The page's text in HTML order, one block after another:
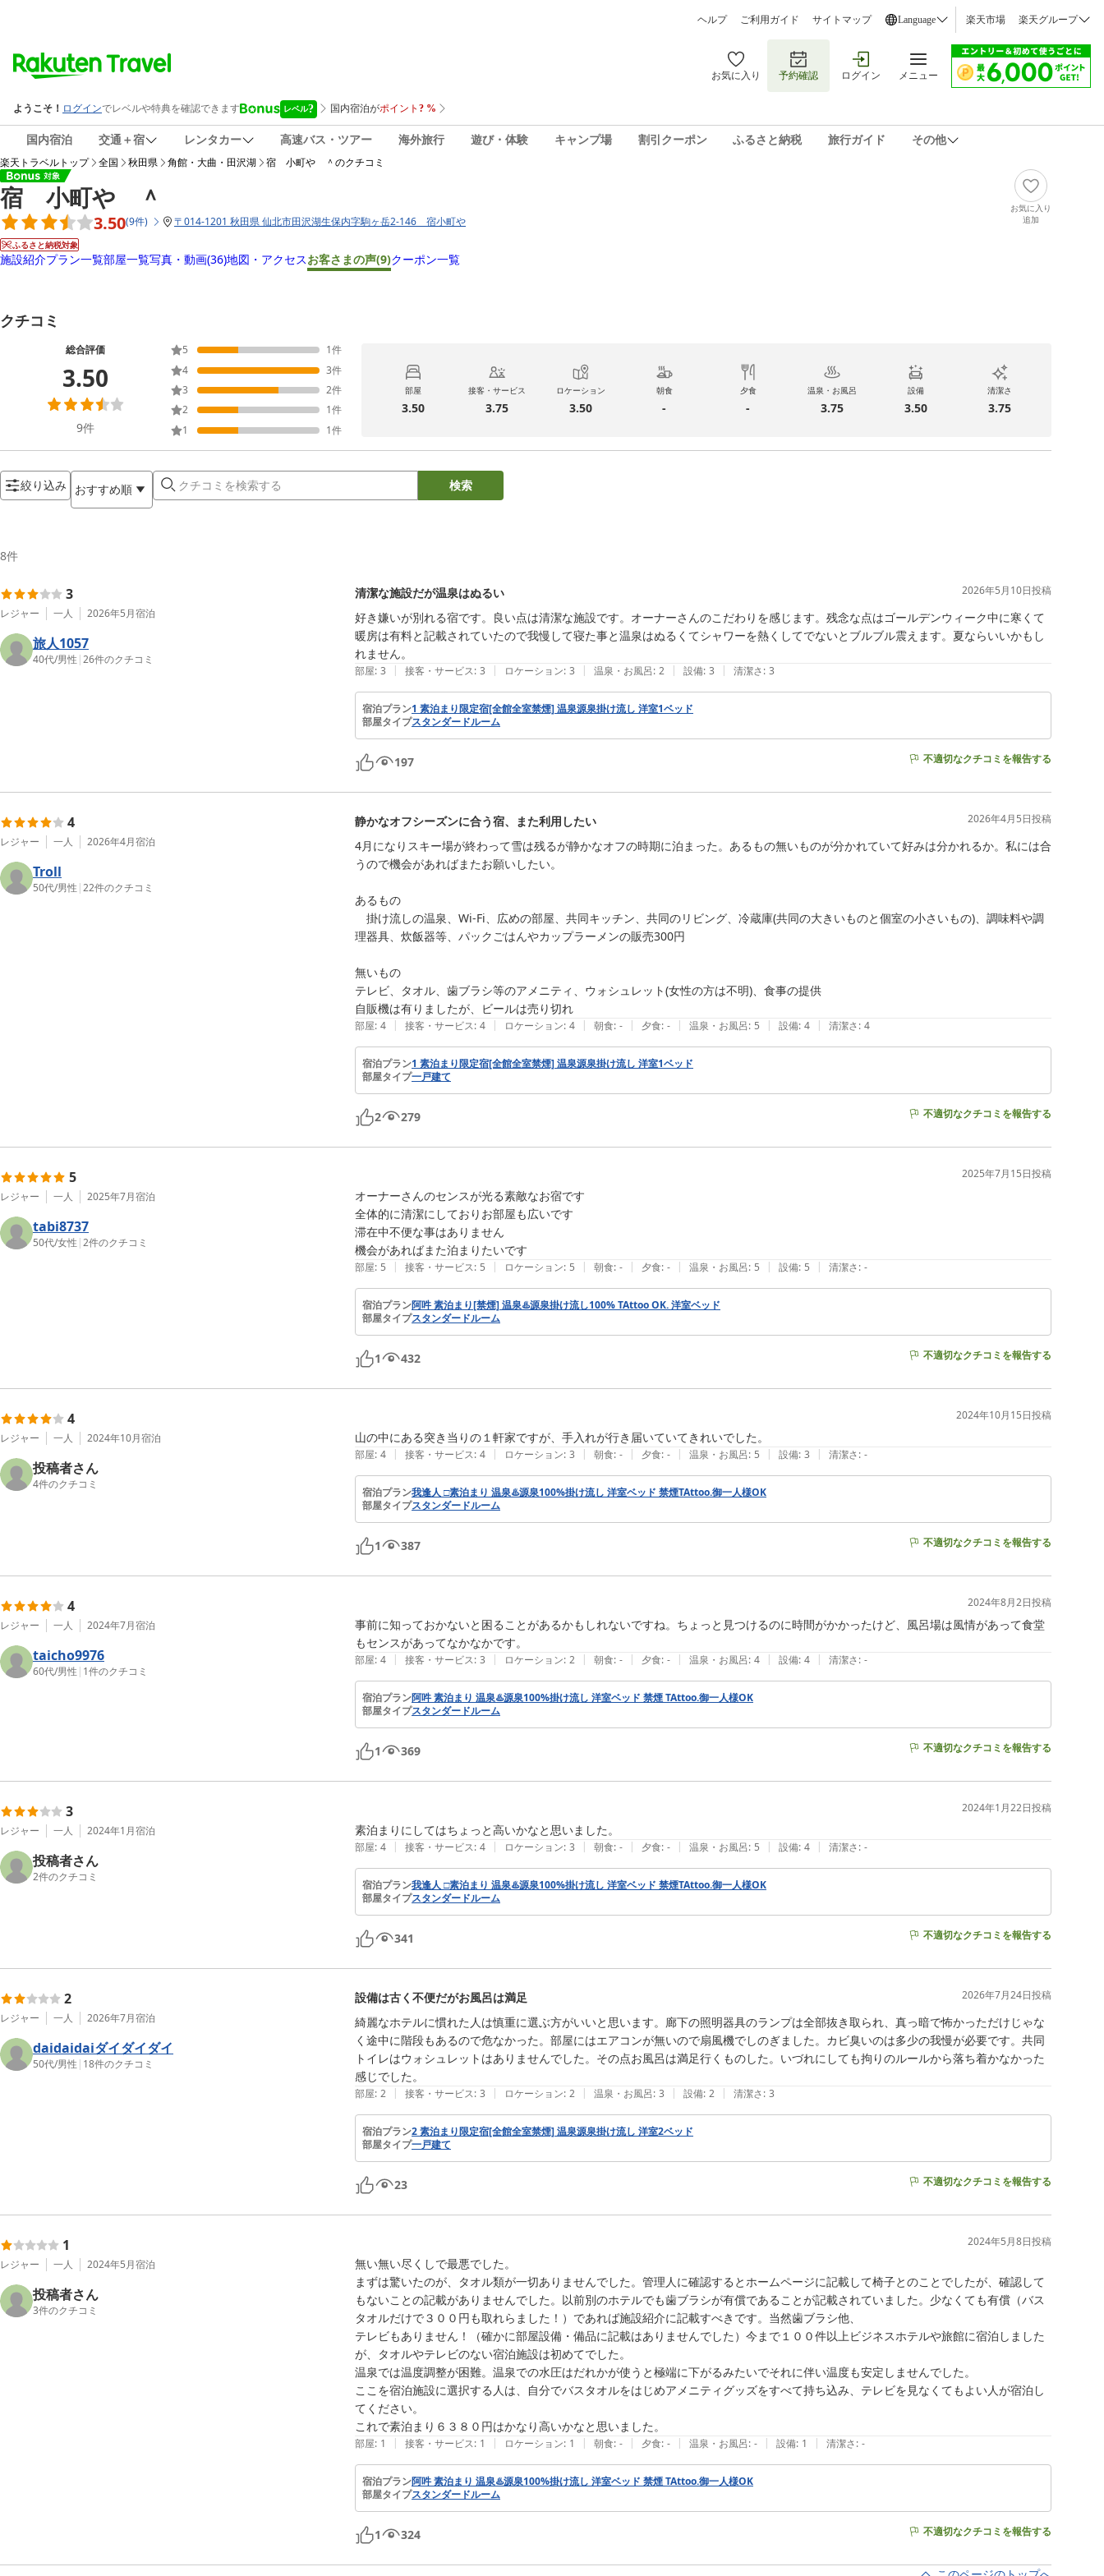
ヘルプ ご利用ガイド サイトマップ Language 楽天市場 楽天グループ
お気に入り 予約確認 ログイン メニュー
国内宿泊 交通＋宿 レンタカー 高速バス・ツアー 海外旅行 遊び・体験 キャンプ場 割引クーポン ふるさと納税 旅行ガイド その他
楽天トラベルトップ 全国 秋田県 角館・大曲・田沢湖 宿 小町や ＾のクチコミ
宿 小町や ＾
3.50(9件) 〒014-1201 秋田県 仙北市田沢湖生保内字駒ヶ岳2-146 宿小町や
ふるさと納税対象
お気に入り
追加
施設紹介プラン一覧部屋一覧写真・動画(36)地図・アクセスお客さまの声(9)クーポン一覧
クチコミ
総合評価
3.50
9件
5 1件
4
3件
3
2件
2
1件
1
1件
部屋
3.50
接客・サービス
3.75
ロケーション
3.50
朝食
-
夕食
-
温泉・お風呂
3.75
設備
3.50
清潔さ
3.75
絞り込み おすすめ順 検索
8件
3
レジャー 一人 2026年5月宿泊
旅人1057
40代/男性 |26件のクチコミ
清潔な施設だが温泉はぬるい 2026年5月10日投稿
好き嫌いが別れる宿です。良い点は清潔な施設です。オーナーさんのこだわりを感じます。残念な点はゴールデンウィーク中に寒くて
暖房は有料と記載されていたので我慢して寝た事と温泉はぬるくてシャワーを熱くしてでないとブルブル震えます。夏ならいいかもし
れません。
部屋: 3 | 接客・サービス: 3 | ロケーション: 3 | 温泉・お風呂: 2 | 設備: 3 | 清潔さ: 3
宿泊プラン1 素泊まり限定宿[全館全室禁煙] 温泉源泉掛け流し 洋室1ベッド
部屋タイプスタンダードルーム
197 不適切なクチコミを報告する
4
レジャー 一人 2026年4月宿泊
Troll
50代/男性 |22件のクチコミ
静かなオフシーズンに合う宿、また利用したい 2026年4月5日投稿
4月になりスキー場が終わって雪は残るが静かなオフの時期に泊まった。あるもの無いものが分かれていて好みは分かれるか。私には合
うので機会があればまたお願いしたい。
あるもの
掛け流しの温泉、Wi-Fi、広めの部屋、共同キッチン、共同のリビング、冷蔵庫(共同の大きいものと個室の小さいもの)、調味料や調
理器具、炊飯器等、パックごはんやカップラーメンの販売300円
無いもの
テレビ、タオル、歯ブラシ等のアメニティ、ウォシュレット(女性の方は不明)、食事の提供
自販機は有りましたが、ビールは売り切れ
部屋: 4 | 接客・サービス: 4 | ロケーション: 4 | 朝食: - | 夕食: - | 温泉・お風呂: 5 | 設備: 4 | 清潔さ: 4
宿泊プラン1 素泊まり限定宿[全館全室禁煙] 温泉源泉掛け流し 洋室1ベッド
部屋タイプ一戸建て
2 279 不適切なクチコミを報告する
5
レジャー 一人 2025年7月宿泊
tabi8737
50代/女性 |2件のクチコミ
2025年7月15日投稿
オーナーさんのセンスが光る素敵なお宿です
全体的に清潔にしておりお部屋も広いです
滞在中不便な事はありません
機会があればまた泊まりたいです
部屋: 5 | 接客・サービス: 5 | ロケーション: 5 | 朝食: - | 夕食: - | 温泉・お風呂: 5 | 設備: 5 | 清潔さ: -
宿泊プラン阿吽 素泊まり[禁煙] 温泉♨️源泉掛け流し100% TAttoo OK. 洋室ベッド
部屋タイプスタンダードルーム
1 432 不適切なクチコミを報告する
4
レジャー 一人 2024年10月宿泊
投稿者さん
4件のクチコミ
2024年10月15日投稿
山の中にある突き当りの１軒家ですが、手入れが行き届いていてきれいでした。
部屋: 4 | 接客・サービス: 4 | ロケーション: 3 | 朝食: - | 夕食: - | 温泉・お風呂: 5 | 設備: 3 | 清潔さ: -
宿泊プラン我逢人 □素泊まり 温泉♨️源泉100%掛け流し 洋室ベッド 禁煙️TAttoo.御一人様OK
部屋タイプスタンダードルーム
1 387 不適切なクチコミを報告する
4
レジャー 一人 2024年7月宿泊
taicho9976
60代/男性 | 1件のクチコミ
2024年8月2日投稿
事前に知っておかないと困ることがあるかもしれないですね。ちょっと見つけるのに時間がかかったけど、風呂場は風情があって食堂
もセンスがあってなかなかです。
部屋: 4 | 接客・サービス: 3 | ロケーション: 2 | 朝食: - | 夕食: - | 温泉・お風呂: 4 | 設備: 4 | 清潔さ: -
宿泊プラン阿吽 素泊まり 温泉♨️源泉100%掛け流し 洋室ベッド 禁煙️ TAttoo.御一人様OK
部屋タイプスタンダードルーム
1 369 不適切なクチコミを報告する
3
レジャー 一人 2024年1月宿泊
投稿者さん
2件のクチコミ
2024年1月22日投稿
素泊まりにしてはちょっと高いかなと思いました。
部屋: 4 | 接客・サービス: 4 | ロケーション: 3 | 朝食: - | 夕食: - | 温泉・お風呂: 5 | 設備: 4 | 清潔さ: -
宿泊プラン我逢人 □素泊まり 温泉♨️源泉100%掛け流し 洋室ベッド 禁煙️TAttoo.御一人様OK
部屋タイプスタンダードルーム
341 不適切なクチコミを報告する
2
レジャー 一人 2026年7月宿泊
daidaidaiダイダイダイ
50代/男性 | 18件のクチコミ
設備は古く不便だがお風呂は満足 2026年7月24日投稿
綺麗なホテルに慣れた人は慎重に選ぶ方がいいと思います。廊下の照明器具のランプは全部抜き取られ、真っ暗で怖かっただけじゃな
く途中に階段もあるので危なかった。部屋にはエアコンが無いので扇風機でしのぎました。カビ臭いのは多少の我慢が必要です。共同
トイレはウォシュレットはありませんでした。その点お風呂は満足行くものした。いづれにしても拘りのルールから落ち着かなかった
感じでした。
部屋: 2 | 接客・サービス: 3 | ロケーション: 2 | 温泉・お風呂: 3 | 設備: 2 | 清潔さ: 3
宿泊プラン2 素泊まり限定宿[全館全室禁煙] 温泉源泉掛け流し 洋室2ベッド
部屋タイプ一戸建て
23 不適切なクチコミを報告する
1
レジャー 一人 2024年5月宿泊
投稿者さん
3件のクチコミ
2024年5月8日投稿
無い無い尽くしで最悪でした。
まずは驚いたのが、タオル類が一切ありませんでした。管理人に確認するとホームページに記載して椅子とのことでしたが、確認して
もないことの記載がありませんでした。以前別のホテルでも歯ブラシが有償であることが記載されていました。少なくても有償（バス
タオルだけで３００円も取れらました！）であれば施設紹介に記載すべきです。当然歯ブラシ他、
テレビもありません！（確かに部屋設備・備品に記載はありませんでした）今まで１００件以上ビジネスホテルや旅館に宿泊しました
が、タオルやテレビのない宿泊施設は初めてでした。
温泉では温度調整が困難。温泉での水圧はだれかが使うと極端に下がるみたいでそれに伴い温度も安定しませんでした。
ここを宿泊施設に選択する人は、自分でバスタオルをはじめアメニティグッズをすべて持ち込み、テレビを見なくてもよい人が宿泊し
てください。
部屋: 1 | 接客・サービス: 1 | ロケーション: 1 | 朝食: - | 夕食: - | 温泉・お風呂: - | 設備: 1 | 清潔さ: -
宿泊プラン阿吽 素泊まり 温泉♨️源泉100%掛け流し 洋室ベッド 禁煙️ TAttoo.御一人様OK
部屋タイプスタンダードルーム
1 324 不適切なクチコミを報告する